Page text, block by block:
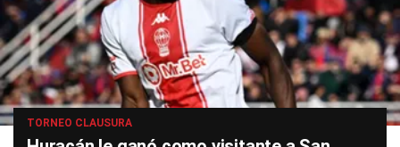
TORNEO CLAUSURA